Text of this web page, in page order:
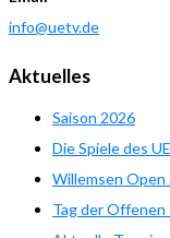
info@uetv.de
Aktuelles
Saison 2026
Die Spiele des
Willemsen Open
Tag der